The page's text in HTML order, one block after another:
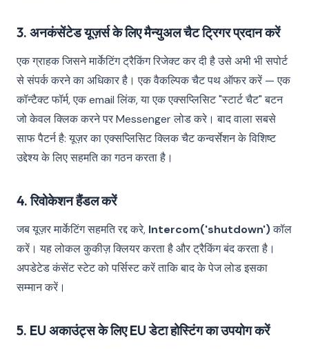
3. अनकंसेंटेड यूज़र्स के लिए मैन्युअल चैट ट्रिगर प्रदान करें
एक ग्राहक जिसने मार्केटिंग ट्रैकिंग रिजेक्ट कर दी है उसे अभी भी सपोर्ट
से संपर्क करने का अधिकार है। एक वैकल्पिक चैट पथ ऑफर करें — एक
कॉन्टैक्ट फॉर्म, एक email लिंक, या एक एक्सप्लिसिट "स्टार्ट चैट" बटन
जो केवल क्लिक करने पर Messenger लोड करे। बाद वाला सबसे
साफ पैटर्न है: यूज़र का एक्सप्लिसिट क्लिक चैट कन्वर्सेशन के विशिष्ट
उद्देश्य के लिए सहमति का गठन करता है।
4. रिवोकेशन हैंडल करें
जब यूज़र मार्केटिंग सहमति रद्द करे, Intercom('shutdown')कॉल
करें। यह लोकल कुकीज़ क्लियर करता है और ट्रैकिंग बंद करता है।
अपडेटेड कंसेंट स्टेट को पर्सिस्ट करें ताकि बाद के पेज लोड इसका
सम्मान करें।
5. EU अकाउंट्स के लिए EU डेटा होस्टिंग का उपयोग करें